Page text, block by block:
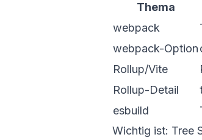
Thema
webpack
webpack-Option
Rollup/Vite
Rollup-Detail
esbuild
Wichtig ist: Tree